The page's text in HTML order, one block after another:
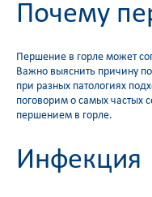
Почему
Першение в горле может
Важно выяснить причину
при разных патологиях
поговорим о самых частых
першением в горле.
Инфекция